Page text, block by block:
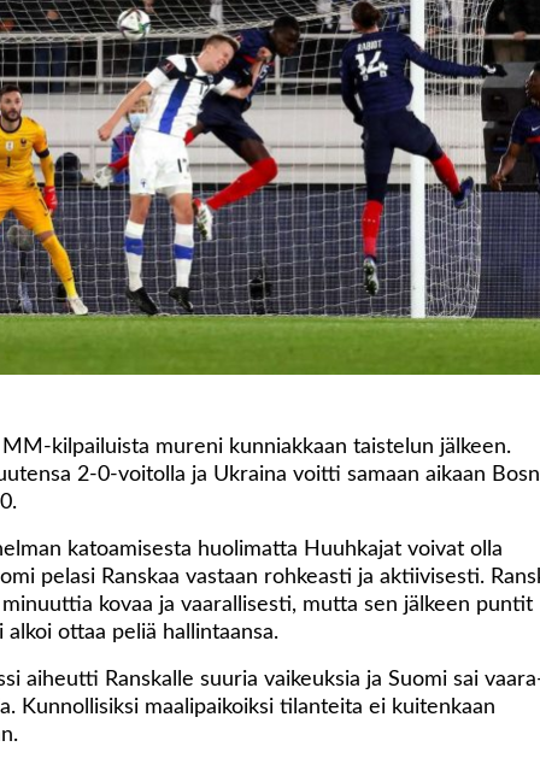
kilpailuista mureni kunniakkaan taistelun jälkeen.
2-0-voitolla ja Ukraina voitti samaan aikaan
katoamisesta huolimatta Huuhkajat voivat olla
pelasi Ranskaa vastaan rohkeasti ja aktiivisesti.
kovaa ja vaarallisesti, mutta sen jälkeen puntit
ottaa peliä hallintaansa.
aiheutti Ranskalle suuria vaikeuksia ja Suomi sai
Kunnollisiksi maalipaikoiksi tilanteita ei kuitenkaan